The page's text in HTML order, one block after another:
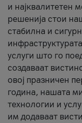
и најквалитетен
решенија стои
стабилна и
услуги што го
создаваат
овој празничен
година, нашата
технологии и
им додаваат